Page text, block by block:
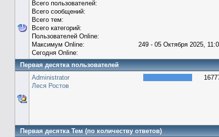
Всего пользователей:
Всего сообщений:
Всего тем:
Всего категорий:
Пользователей Online:
Максимум Online:
249 - 05 Октября 2025,
Сегодня Online:
Первая десятка пользователей
Administrator
Леся Ростов
Первая десятка Тем (по количеству ответов)